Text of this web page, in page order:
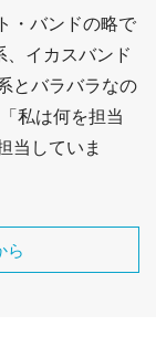
・バンドの略で
イカスバンド
とバラバラなの
私は何を担当
当していま
ら